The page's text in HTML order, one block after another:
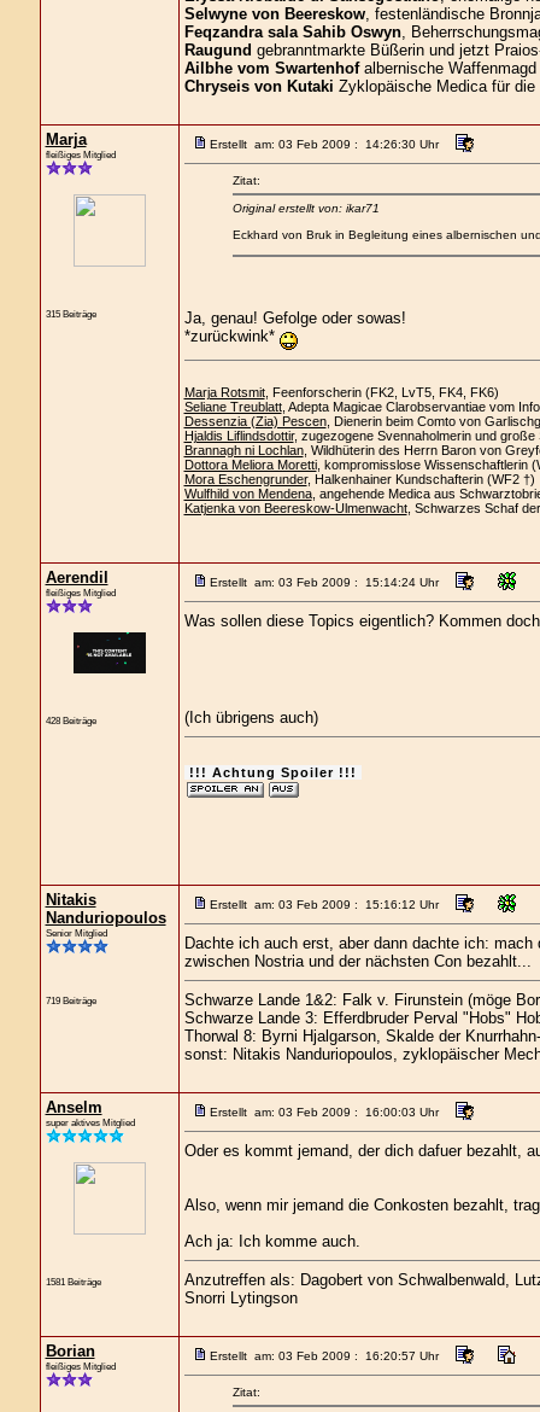
Selwyne von Beereskow, festenländische
Feqzandra sala Sahib Oswyn,
Raugund gebranntmarkte Büßerin und jetzt
Ailbhe vom Swartenhofalbernische Waffenmagd
Chryseis von Kutaki Zyklopäische Medica für
Marja
fleißiges Mitglied
315 Beiträge
Erstellt am: 03 Feb 2009 : 14:26:30 Uhr
Zitat:
Original erstellt von: ikar71
Eckhard von Bruk in Begleitung eines albernischen
Ja, genau! Gefolge oder sowas!
*zurückwink*
Marja Rotsmit, Feenforscherin (FK2, LvT5, FK4, FK6)
Seliane Treublatt, Adepta Magicae Clarobservantiae vom
Dessenzia (Zia) Pescen, Dienerin beim Comto von
Hjaldis Liflindsdottir, zugezogene Svennaholmerin und
Brannagh ni Lochlan, Wildhüterin des Herrn Baron von
Dottora Meliora Moretti, kompromisslose Wissenschaftlerin
Mora Eschengrunder, Halkenhainer Kundschafterin (WF2 †)
Wulfhild von Mendena, angehende Medica aus
Katjenka von Beereskow-Ulmenwacht, Schwarzes Schaf
Aerendil
fleißiges Mitglied
428 Beiträge
Erstellt am: 03 Feb 2009 : 15:14:24 Uhr
Was sollen diese Topics eigentlich? Kommen
(Ich übrigens auch)
!!! Achtung Spoiler !!!
Nitakis
Nanduriopoulos
Senior Mitglied
719 Beiträge
Erstellt am: 03 Feb 2009 : 15:16:12 Uhr
Dachte ich auch erst, aber dann dachte ich:
zwischen Nostria und der nächsten Con bezahlt...
Schwarze Lande 1&2: Falk v. Firunstein (möge
Schwarze Lande 3: Efferdbruder Perval "Hobs"
Thorwal 8: Byrni Hjalgarson, Skalde der
sonst: Nitakis Nanduriopoulos, zyklopäischer
Anselm
super aktives Mitglied
1581 Beiträge
Erstellt am: 03 Feb 2009 : 16:00:03 Uhr
Oder es kommt jemand, der dich dafuer bezahlt,
Also, wenn mir jemand die Conkosten bezahlt,
Ach ja: Ich komme auch.
Anzutreffen als: Dagobert von Schwalbenwald,
Snorri Lytingson
Borian
fleißiges Mitglied
Erstellt am: 03 Feb 2009 : 16:20:57 Uhr
Zitat: